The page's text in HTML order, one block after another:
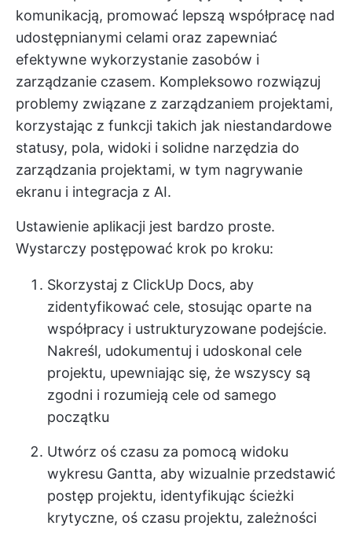
komunikacją, promować lepszą współpracę nad
udostępnianymi celami oraz zapewniać
efektywne wykorzystanie zasobów i
zarządzanie czasem. Kompleksowo rozwiązuj
problemy związane z zarządzaniem projektami,
korzystając z funkcji takich jak niestandardowe
statusy, pola, widoki i solidne narzędzia do
zarządzania projektami, w tym nagrywanie
ekranu i integracja z AI.
Ustawienie aplikacji jest bardzo proste.
Wystarczy postępować krok po kroku:
Skorzystaj z ClickUp Docs, aby
zidentyfikować cele, stosując oparte na
współpracy i ustrukturyzowane podejście.
Nakreśl, udokumentuj i udoskonal cele
projektu, upewniając się, że wszyscy są
zgodni i rozumieją cele od samego
początku
Utwórz oś czasu za pomocą widoku
wykresu Gantta, aby wizualnie przedstawić
postęp projektu, identyfikując ścieżki
krytyczne, oś czasu projektu, zależności